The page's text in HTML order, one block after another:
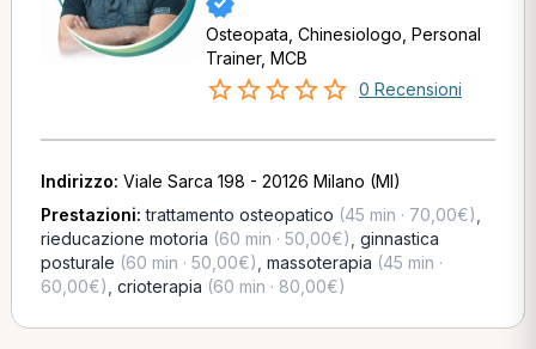
Osteopata, Chinesiologo, Personal
Trainer, MCB
0 Recensioni
Indirizzo: Viale Sarca 198 - 20126 Milano (MI)
Prestazioni:trattamento osteopatico (45 min · 70,00€)
rieducazione motoria (60 min · 50,00€) ginnastica
posturale (60 min · 50,00€) massoterapia (45 min ·
60,00€) crioterapia (60 min · 80,00€)